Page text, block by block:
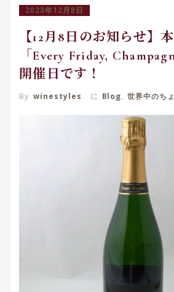
2023年12月8日
【12月8日のお知らせ】
「Every Friday,
開催日です！
By winestyles に Blog, 世界中のち